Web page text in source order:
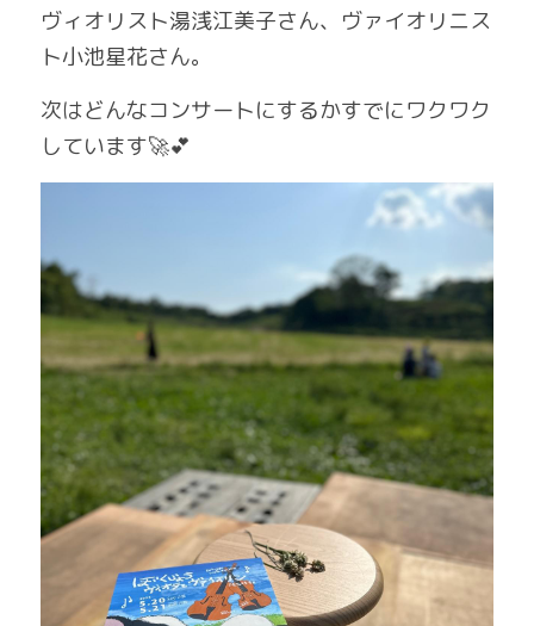
ヴィオリスト湯浅江美子さん、ヴァイオリニス
ト小池星花さん。
次はどんなコンサートにするかすでにワクワク
しています🚀💕